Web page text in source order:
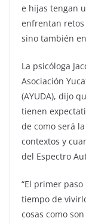
e hijas tengan
enfrentan retos
sino también
La psicóloga
Asociación
(AYUDA), dijo
tienen
de como será
contextos y
del Espectro
“El primer
tiempo de
cosas como